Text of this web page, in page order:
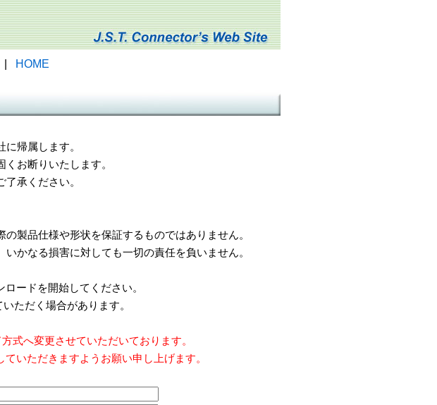
HOME
帰属します。
お断りいたします。
承ください。
製品仕様や形状を保証するものではありません。
かなる損害に対しても一切の責任を負いません。
ードを開始してください。
ただく場合があります。
式へ変更させていただいております。
いただきますようお願い申し上げます。